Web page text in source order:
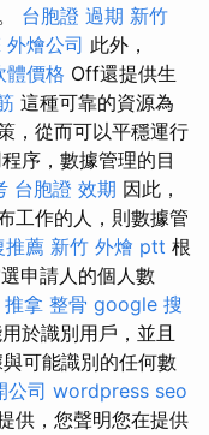
台胞證 過期 新竹
外燴公司 此外，
體價格 Off還提供生
這種可靠的資源為
，從而可以平穩運行
序，數據管理的目
台胞證 效期 因此，
工作的人，則數據管
推薦 新竹 外燴 ptt 根
申請人的個人數
推拿 整骨 google 搜
於識別用戶，並且
可能識別的任何數
公司 wordpress seo
供，您聲明您在提供